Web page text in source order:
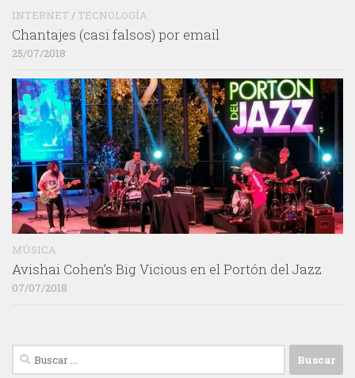
INTERNET / TECNOLOGÍA
Chantajes (casi falsos) por email
25/07/2018
MÚSICA
Avishai Cohen’s Big Vicious en el Portón del Jazz
07/07/2018
Buscar: